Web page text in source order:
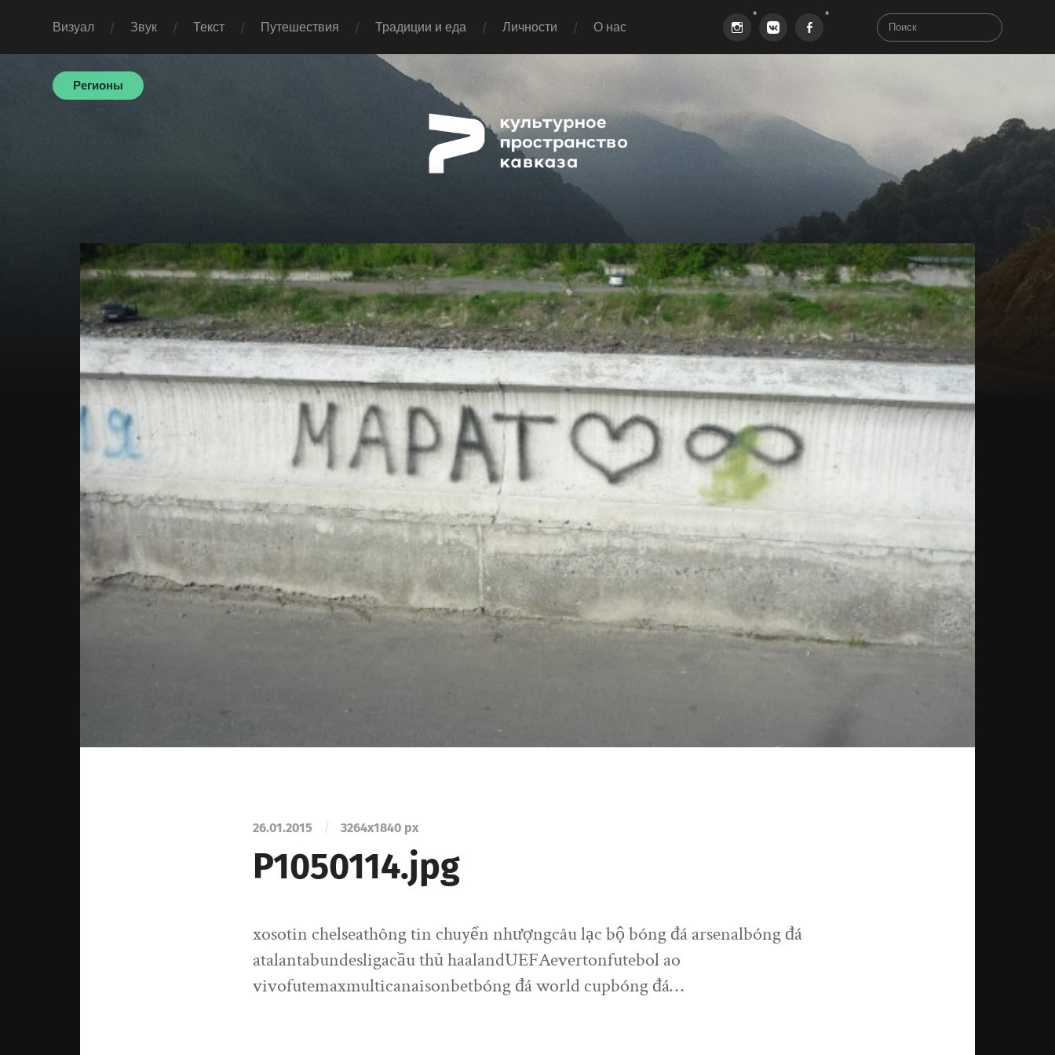
Визуал Звук Текст Путешествия
Регионы
Традиции и еда Личности О нас Instagram
VK Facebook
Papaha
26.01.2015 / 3264x1840 px
P1050114.jpg
xosotin chelseathông tin chuyển nhượngcâu lạc bộ bóng đá arsenalbóng đá
atalantabundesligacầu thủ haalandUEFAevertonfutebol ao
vivofutemaxmulticanaisonbetbóng đá world cupbóng đá…